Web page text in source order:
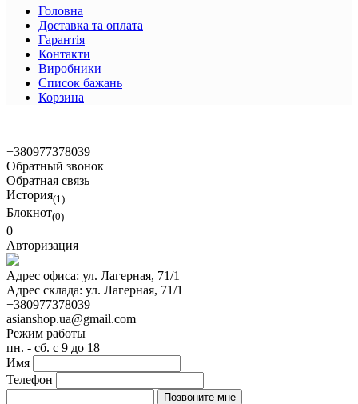
Головна
Доставка та оплата
Гарантія
Контакти
Виробники
Список бажань
Корзина
+380977378039
Обратный звонок
Обратная связь
История(1)
Блокнот(0)
0
Авторизация
Адрес офиса: ул. Лагерная, 71/1
Адрес склада: ул. Лагерная, 71/1
+380977378039
asianshop.ua@gmail.com
Режим работы
пн. - сб. с 9 до 18
Имя
Телефон